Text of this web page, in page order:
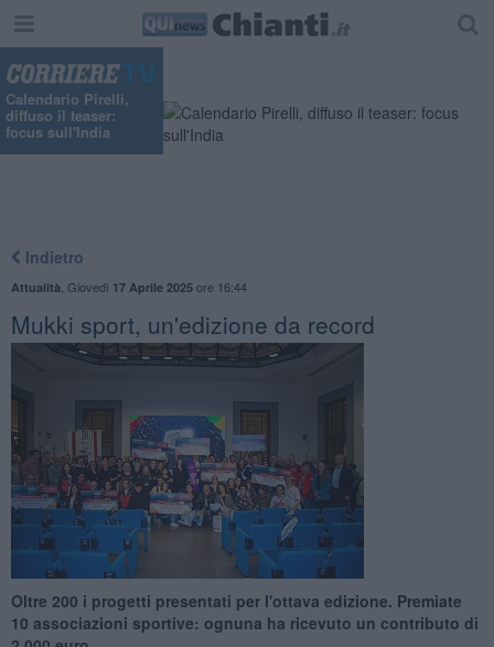
Calendario Pirelli,
diffuso il teaser:
focus sull'India
Indietro
Attualità Giovedì 17 Aprile 2025ore 16:44
Mukki sport, un'edizione da record
Oltre 200 i progetti presentati per l'ottava edizione. Premiate
10 associazioni sportive: ognuna ha ricevuto un contributo di